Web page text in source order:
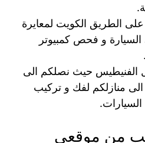
الطريق الكويت لمعايرة
السيارة و فحص كمبيوتر
الفنيطيس حيث نصلكم الى
منازلكم لفك و تركيب
السيارات.
من موقعي